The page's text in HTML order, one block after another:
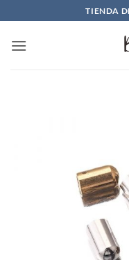
al
contenido
TIENDA